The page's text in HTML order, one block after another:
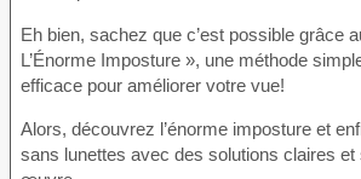
Eh bien, sachez que c’est possible grâce
L’Énorme Imposture », une méthode
efficace pour améliorer votre vue!
Alors, découvrez l’énorme imposture et
sans lunettes avec des solutions claires